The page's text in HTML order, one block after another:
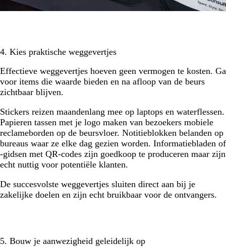
4. Kies praktische weggevertjes
Effectieve weggevertjes hoeven geen vermogen te kosten. Ga
voor items die waarde bieden en na afloop van de beurs
zichtbaar blijven.
Stickers reizen maandenlang mee op laptops en waterflessen.
Papieren tassen met je logo maken van bezoekers mobiele
reclameborden op de beursvloer. Notitieblokken belanden op
bureaus waar ze elke dag gezien worden. Informatiebladen of
-gidsen met QR-codes zijn goedkoop te produceren maar zijn
echt nuttig voor potentiële klanten.
De succesvolste weggevertjes sluiten direct aan bij je
zakelijke doelen en zijn echt bruikbaar voor de ontvangers.
5. Bouw je aanwezigheid geleidelijk op